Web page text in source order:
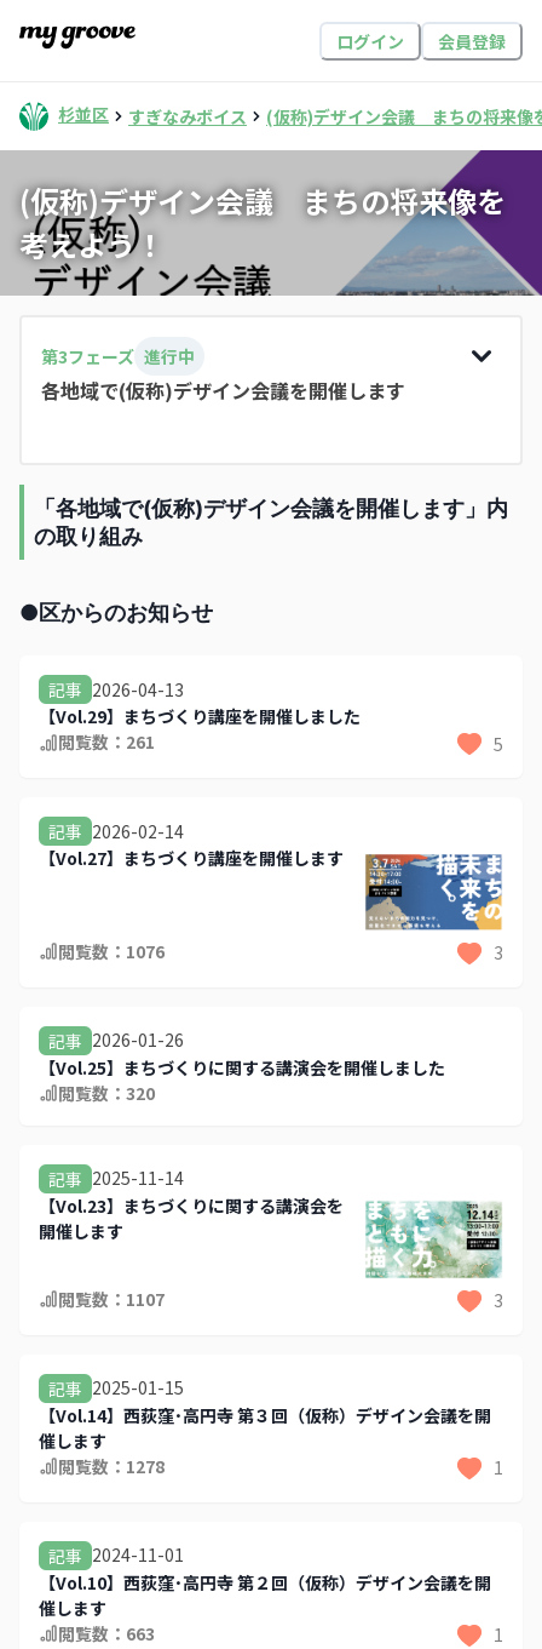
ログイン 会員登録
杉並区 すぎなみボイス (仮称)デザイン会議 まちの将来像
(仮称)デザイン会議 まちの将来像を
考えよう！
第3フェーズ 進行中
各地域で(仮称)デザイン会議を開催します
「各地域で(仮称)デザイン会議を開催します」内
の取り組み
●区からのお知らせ
記事 2026-04-13
【Vol.29】まちづくり講座を開催しました
閲覧数： 261 5
記事 2026-02-14
【Vol.27】まちづくり講座を開催します
閲覧数： 1076 3
記事 2026-01-26
【Vol.25】まちづくりに関する講演会を開催しました
閲覧数： 320
記事 2025-11-14
【Vol.23】まちづくりに関する講演会を
開催します
閲覧数： 1107 3
記事 2025-01-15
【Vol.14】西荻窪･高円寺 第３回（仮称）デザイン会議を開
催します
閲覧数： 1278 1
記事 2024-11-01
【Vol.10】西荻窪･高円寺 第２回（仮称）デザイン会議を開
催します
閲覧数： 663 1